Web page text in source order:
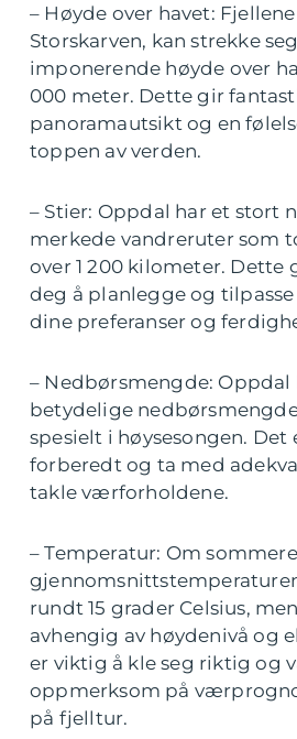
– Høyde over havet:
Storskarven, kan strekke
imponerende høyde over
000 meter. Dette gir
panoramautsikt og en
toppen av verden.
– Stier: Oppdal har et stort
merkede vandreruter som
over 1 200 kilometer. Dette
deg å planlegge og
dine preferanser og
– Nedbørsmengde: Oppdal
betydelige
spesielt i høysesongen.
forberedt og ta med
takle værforholdene.
– Temperatur: Om
rundt 15 grader Celsius,
avhengig av høydenivå og
er viktig å kle seg riktig og
oppmerksom på
på fjelltur.